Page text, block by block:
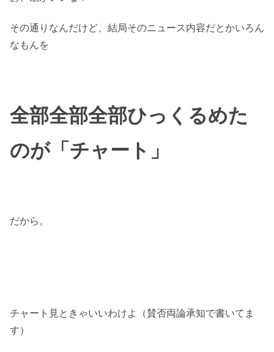
その通りなんだけど、結局そのニュース内容だとかいろん
なもんを
全部全部全部ひっくるめた
のが「チャート」
だから。
チャート見ときゃいいわけよ（賛否両論承知で書いてま
す）